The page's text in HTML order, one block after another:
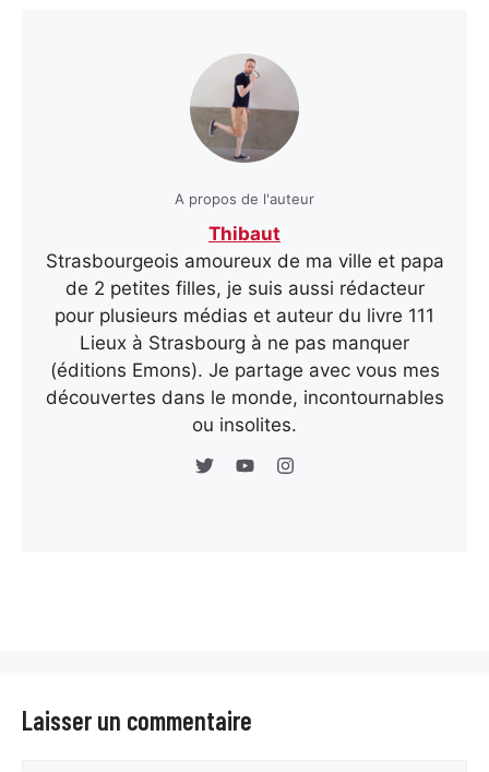
A propos de l'auteur
Thibaut
Strasbourgeois amoureux de ma ville et papa
de 2 petites filles, je suis aussi rédacteur
pour plusieurs médias et auteur du livre 111
Lieux à Strasbourg à ne pas manquer
(éditions Emons). Je partage avec vous mes
découvertes dans le monde, incontournables
ou insolites.
Laisser un commentaire